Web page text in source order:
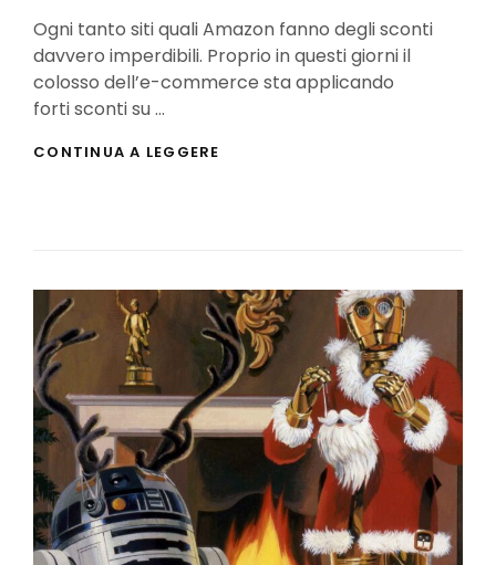
Ogni tanto siti quali Amazon fanno degli sconti
davvero imperdibili. Proprio in questi giorni il
colosso dell’e-commerce sta applicando
forti sconti su …
CONTINUA A LEGGERE
SERIE
TV
AD
UN
PREZZO
SCONTATISSIMO